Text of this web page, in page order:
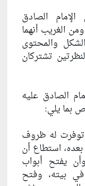
الصادق
الغريب أنهما
والمحتوى
تشتركان
الصادق عليه
بما يلي:
توفرت له ظروف
استطاع أن
يفتح أبواب
بيته، وفتح